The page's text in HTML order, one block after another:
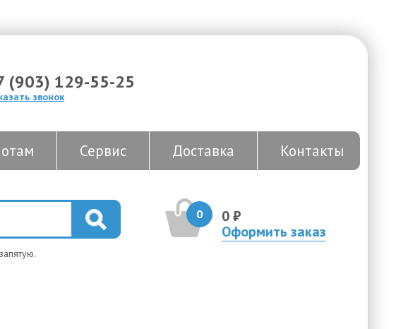
(903) 129-55-25
звонок
Сервис Доставка Контакты
0
0 ₽
Оформить заказ